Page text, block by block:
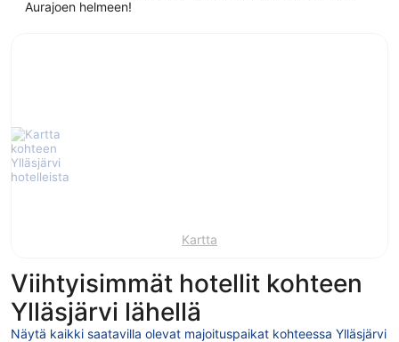
Aurajoen helmeen!
Kartta
Viihtyisimmät hotellit kohteen
Ylläsjärvi lähellä
Näytä kaikki saatavilla olevat majoituspaikat kohteessa Ylläsjärvi